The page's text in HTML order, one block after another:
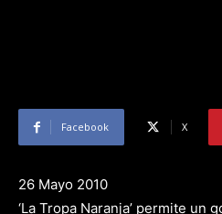
Facebook X
26 Mayo 2010
‘La Tropa Naranja’ permite un